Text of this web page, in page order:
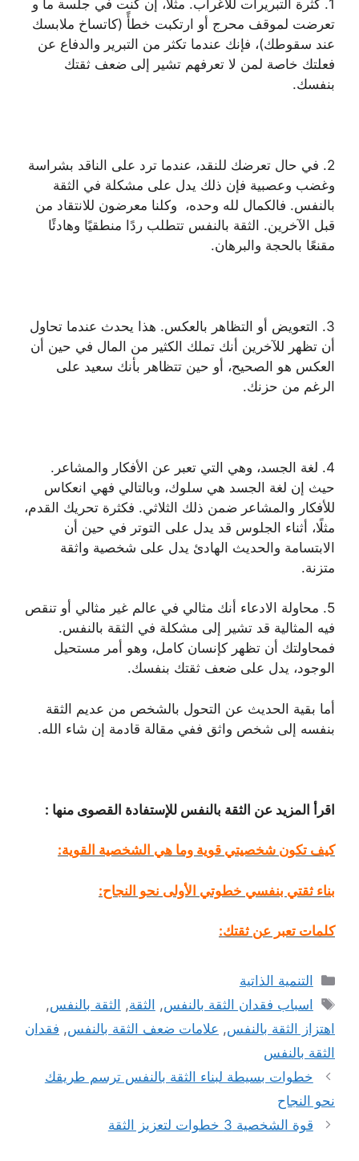
1. كثرة التبريرات للأغراب. مثلًا، إن كنت في جلسة ما و
تعرضت لموقف محرج أو ارتكبت خطأً (كاتساخ ملابسك
عند سقوطك)، فإنك عندما تكثر من التبرير والدفاع عن
فعلتك خاصة لمن لا تعرفهم تشير إلى ضعف ثقتك
بنفسك.
2. في حال تعرضك للنقد، عندما ترد على الناقد بشراسة
وغضب وعصبية فإن ذلك يدل على مشكلة في الثقة
بالنفس. فالكمال لله وحده، وكلنا معرضون للانتقاد من
قبل الآخرين. الثقة بالنفس تتطلب ردًا منطقيًا وهادئًا
مقنعًا بالحجة والبرهان.
3. التعويض أو التظاهر بالعكس. هذا يحدث عندما تحاول
أن تظهر للآخرين أنك تملك الكثير من المال في حين أن
العكس هو الصحيح، أو حين تتظاهر بأنك سعيد على
الرغم من حزنك.
4. لغة الجسد، وهي التي تعبر عن الأفكار والمشاعر.
حيث إن لغة الجسد هي سلوك، وبالتالي فهي انعكاس
للأفكار والمشاعر ضمن ذلك الثلاثي. فكثرة تحريك القدم،
مثلًا، أثناء الجلوس قد يدل على التوتر في حين أن
الابتسامة والحديث الهادئ يدل على شخصية واثقة
متزنة.
5. محاولة الادعاء أنك مثالي في عالم غير مثالي أو تنقص
فيه المثالية قد تشير إلى مشكلة في الثقة بالنفس.
فمحاولتك أن تظهر كإنسان كامل، وهو أمر مستحيل
الوجود، يدل على ضعف ثقتك بنفسك.
أما بقية الحديث عن التحول بالشخص من عديم الثقة
بنفسه إلى شخص واثق ففي مقالة قادمة إن شاء الله.
اقرأ المزيد عن الثقة بالنفس للإستفادة القصوى منها :
كيف تكون شخصيتي قوية وما هي الشخصية القوية:
بناء ثقتي بنفسي خطوتي الأولى نحو النجاح:
كلمات تعبر عن ثقتك:
التصنيفات
التنمية الذاتية
الوسوم
اسباب فقدان الثقة بالنفس, الثقة, الثقة بالنفس,
اهتزاز الثقة بالنفس, علامات ضعف الثقة بالنفس, فقدان
الثقة بالنفس
خطوات بسيطة لبناء الثقة بالنفس ترسم طريقك
نحو النجاح
قوة الشخصية 3 خطوات لتعزيز الثقة